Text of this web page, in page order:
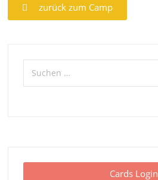
zurück zum Camp
Cards Login